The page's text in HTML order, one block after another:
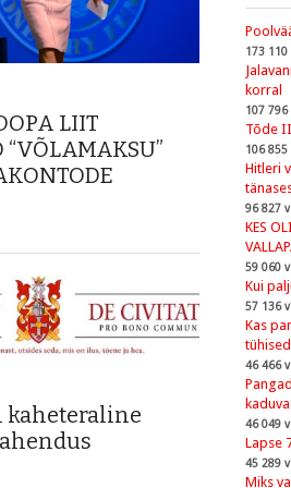
LIIT
“VÕLAMAKSU”
173 110
korral
107 796
Tõde
106 855
Hitleri
96 827
KES
59 060
Kui
57 136
Kas
46 466
46 049
Lapse
45 289
Miks